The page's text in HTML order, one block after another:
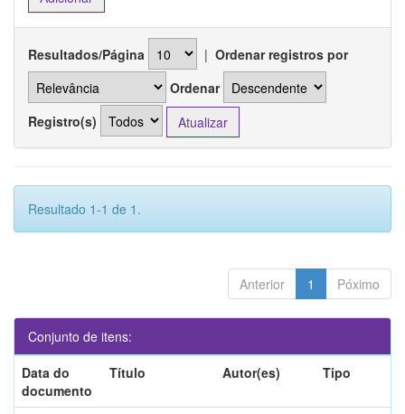
Resultados/Página | Ordenar registros por
Ordenar
Registro(s)
Resultado 1-1 de 1.
Anterior 1 Póximo
Conjunto de itens:
Data do
documento
Título Autor(es) Tipo